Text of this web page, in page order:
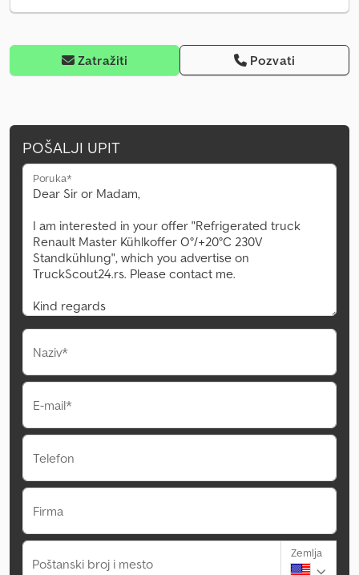
Zatražiti Pozvati
POŠALJI UPIT
Poruka*
Naziv*
E-mail*
Telefon
Firma
Poštanski broj i mesto
Zemlja